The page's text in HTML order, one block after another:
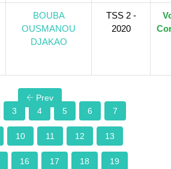
BOUBA
OUSMANOU
DJAKAO
TSS 2 -
2020
Prev
3 4 5 6 7
10 11 12 13
16 17 18 19